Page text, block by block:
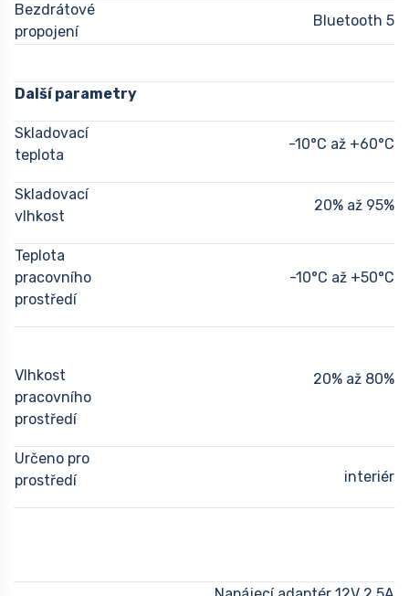
Bezdrátové
propojení
Bluetooth 5
Další parametry
Skladovací
teplota
-10°C až +60°C
Skladovací
vlhkost
20% až 95%
Teplota
pracovního
prostředí
-10°C až +50°C
Vlhkost
pracovního
prostředí
20% až 80%
Určeno pro
prostředí
interiér